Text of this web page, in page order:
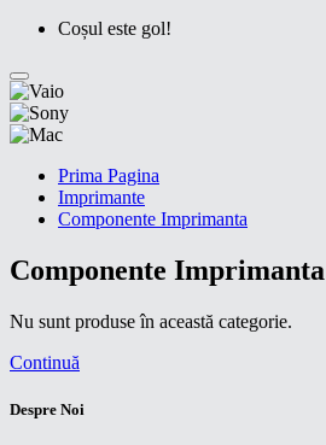
Coșul este gol!
Prima Pagina
Imprimante
Componente Imprimanta
Componente Imprimanta
Nu sunt produse în această categorie.
Continuă
Despre Noi